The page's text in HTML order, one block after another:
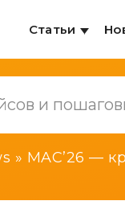
Статьи
» MAC’26 —